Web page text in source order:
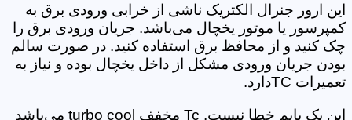
این ارور جنرال الکتریک ناشی از خرابی ورودی برق به
کمپرسور یا موتور یخچال می‌باشد. جریان ورودی برق را
چک کنید و از محافظ برق استفاده کنید. در صورت سالم
بودن جریان ورودی مشکل از داخل یخچال بوده و نیاز به
تعمیرات TCدارد.
این یک پایم خطا نیست. Tc مخفف turbo cool می‌باشد